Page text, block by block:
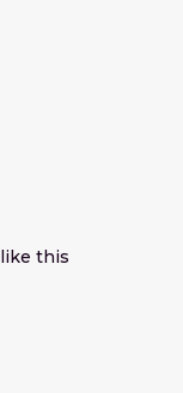
like this